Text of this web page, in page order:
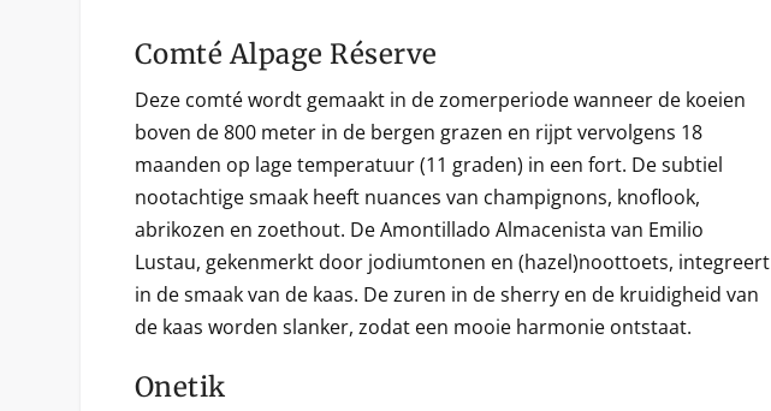
Comté Alpage Réserve
Deze comté wordt gemaakt in de zomerperiode wanneer de koeien
boven de 800 meter in de bergen grazen en rijpt vervolgens 18
maanden op lage temperatuur (11 graden) in een fort. De subtiel
nootachtige smaak heeft nuances van champignons, knoflook,
abrikozen en zoethout. De Amontillado Almacenista van Emilio
Lustau, gekenmerkt door jodiumtonen en (hazel)noottoets, integreert
in de smaak van de kaas. De zuren in de sherry en de kruidigheid van
de kaas worden slanker, zodat een mooie harmonie ontstaat.
Onetik